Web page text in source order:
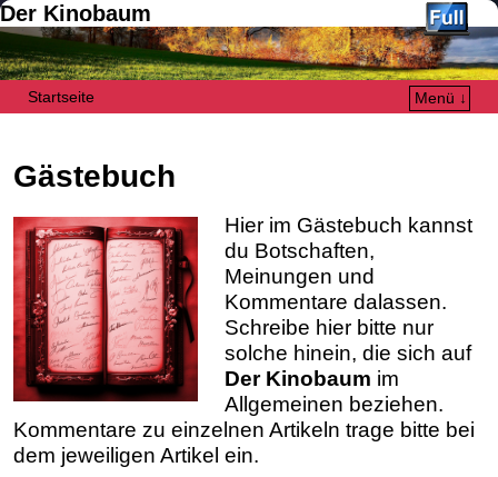
Der Kinobaum
Startseite
Menü ↓
Gästebuch
Hier im Gästebuch kannst
du Botschaften,
Meinungen und
Kommentare dalassen.
Schreibe hier bitte nur
solche hinein, die sich auf
Der Kinobaum im
Allgemeinen beziehen.
Kommentare zu einzelnen Artikeln trage bitte bei
dem jeweiligen Artikel ein.